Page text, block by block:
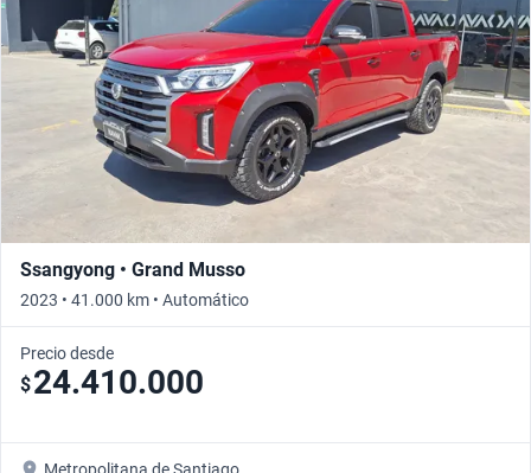
Ssangyong • Grand Musso
2023 • 41.000 km • Automático
Precio desde
$24.410.000